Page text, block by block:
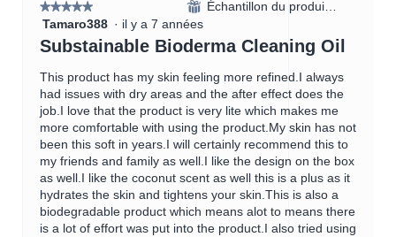
⊞
★★★★★
★★★★★
5
étoile(s)
sur
5.
Tamaro388 · il y a 7 années
Substainable Bioderma Cleaning Oil
This product has my skin feeling more refined.I always
had issues with dry areas and the after effect does the
job.I love that the product is very lite which makes me
more comfortable with using the product.My skin has not
been this soft in years.I will certainly recommend this to
my friends and family as well.I like the design on the box
as well.I like the coconut scent as well this is a plus as it
hydrates the skin and tightens your skin.This is also a
biodegradable product which means alot to means there
is a lot of effort was put into the product.I also tried using